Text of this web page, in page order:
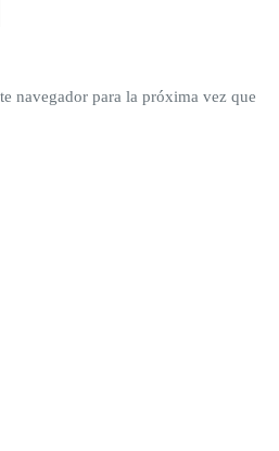
navegador para la próxima vez que